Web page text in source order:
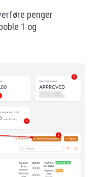
penger
1 og